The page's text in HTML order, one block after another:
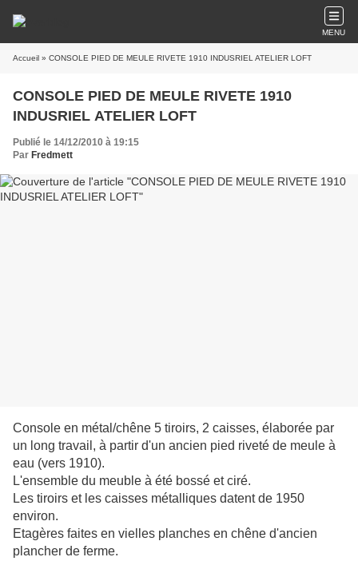
MENU
Accueil » CONSOLE PIED DE MEULE RIVETE 1910 INDUSRIEL ATELIER LOFT
CONSOLE PIED DE MEULE RIVETE 1910
INDUSRIEL ATELIER LOFT
Publié le 14/12/2010 à 19:15
Par Fredmett
Console en métal/chêne 5 tiroirs, 2 caisses, élaborée par
un long travail, à partir d'un ancien pied riveté de meule à
eau (vers 1910).
L'ensemble du meuble à été bossé et ciré.
Les tiroirs et les caisses métalliques datent de 1950
environ.
Etagères faites en vielles planches en chêne d'ancien
plancher de ferme.